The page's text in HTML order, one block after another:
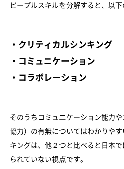
ピープルスキルを分解すると、以下
・クリティカルシンキング
・コミュニケーション
・コラボレーション
そのうちコミュニケーション能力
協力）の有無についてはわかりや
キングは、他２つと比べると日本
られていない視点です。